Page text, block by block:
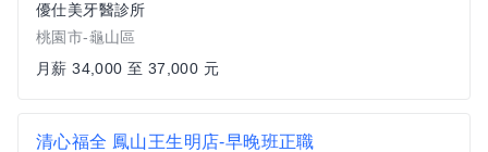
優仕美牙醫診所
桃園市-龜山區
月薪 34,000 至 37,000 元
清心福全 鳳山王生明店-早晚班正職